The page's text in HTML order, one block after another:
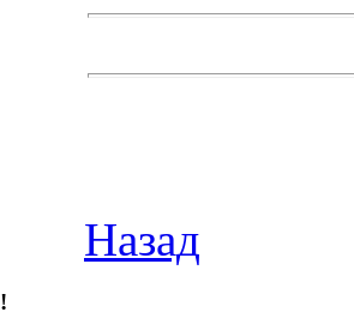
Назад